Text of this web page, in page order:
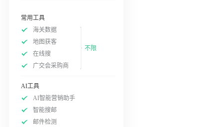
常用工具
海关数据
地图获客
在线搜
广交会采购商
不限
AI工具
AI智能营销助手
智能搜邮
邮件检测